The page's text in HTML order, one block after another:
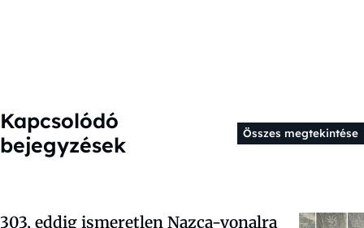
Kapcsolódó
bejegyzések
Összes megtekintése
303, eddig ismeretlen Nazca-vonalra